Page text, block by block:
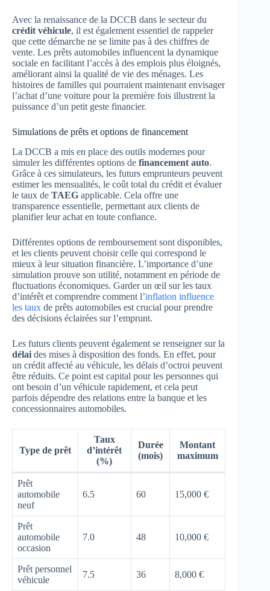
Avec la renaissance de la DCCB dans le secteur du
crédit véhicule, il est également essentiel de rappeler
que cette démarche ne se limite pas à des chiffres de
vente. Les prêts automobiles influencent la dynamique
sociale en facilitant l’accès à des emplois plus éloignés,
améliorant ainsi la qualité de vie des ménages. Les
histoires de familles qui pourraient maintenant envisager
l’achat d’une voiture pour la première fois illustrent la
puissance d’un petit geste financier.
Simulations de prêts et options de financement
La DCCB a mis en place des outils modernes pour
simuler les différentes options de financement auto.
Grâce à ces simulateurs, les futurs emprunteurs peuvent
estimer les mensualités, le coût total du crédit et évaluer
le taux de TAEG applicable. Cela offre une
transparence essentielle, permettant aux clients de
planifier leur achat en toute confiance.
Différentes options de remboursement sont disponibles,
et les clients peuvent choisir celle qui correspond le
mieux à leur situation financière. L’importance d’une
simulation prouve son utilité, notamment en période de
fluctuations économiques. Garder un œil sur les taux
d’intérêt et comprendre comment l’inflation influence
les taux de prêts automobiles est crucial pour prendre
des décisions éclairées sur l’emprunt.
Les futurs clients peuvent également se renseigner sur la
délai des mises à disposition des fonds. En effet, pour
un crédit affecté au véhicule, les délais d’octroi peuvent
être réduits. Ce point est capital pour les personnes qui
ont besoin d’un véhicule rapidement, et cela peut
parfois dépendre des relations entre la banque et les
concessionnaires automobiles.
Type de prêt
Taux
d’intérêt
(%)
Durée
(mois)
Montant
maximum
Prêt
automobile
neuf
6.5 60 15,000 €
Prêt
automobile
occasion
7.0 48 10,000 €
Prêt personnel
véhicule
7.5 36 8,000 €